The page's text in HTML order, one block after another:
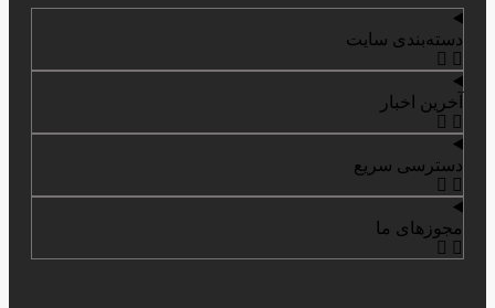
دسته‌بندی سایت
آخرین اخبار
دسترسی سریع
مجوزهای ما